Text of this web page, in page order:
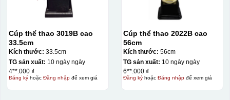
Cúp thể thao 3019B cao
33.5cm
Kích thước: 33.5cm
TG sản xuất: 10 ngày ngày
4**.000 ₫
Đăng kýhoặc Đăng nhậpđể xem giá
Cúp thể thao 2022B cao
56cm
Kích thước: 56cm
TG sản xuất: 10 ngày ngày
6**.000 ₫
Đăng kýhoặc Đăng nhậpđể xem giá